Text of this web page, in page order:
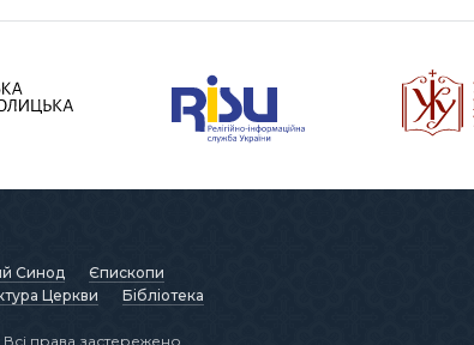
Синод
Єпископи
Церкви Бібліотека
права застережено.